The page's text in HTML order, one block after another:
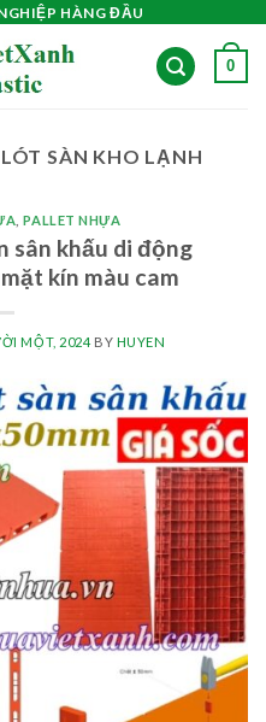
HÀNG ĐẦU
0
SÀN KHO LẠNH
,PALLET NHỰA
sân khấu di động
kín màu cam
MỘT, 2024BY HUYEN